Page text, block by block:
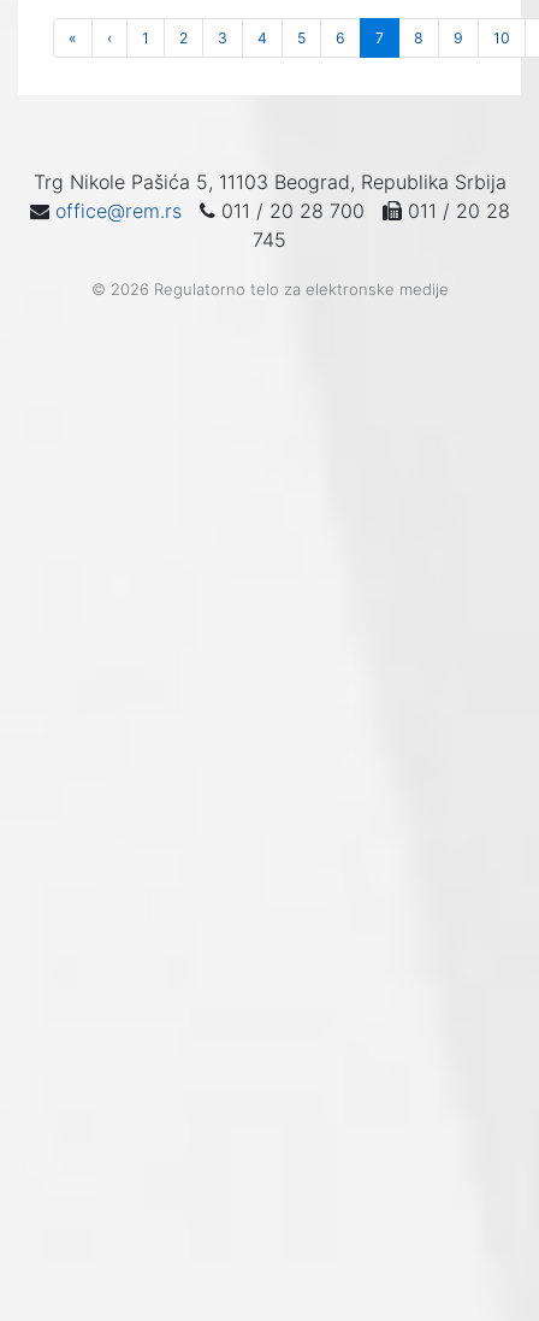
« ‹ 1 2 3 4 5 6 7 8 9 10
Trg Nikole Pašića 5, 11103 Beograd, Republika Srbija
office@rem.rs
011 / 20 28 700
011 / 20 28
745
© 2026 Regulatorno telo za elektronske medije